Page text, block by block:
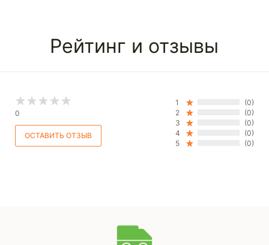
Рейтинг и отзывы
0
1
(0)
2
(0)
3
(0)
4
(0)
5
(0)